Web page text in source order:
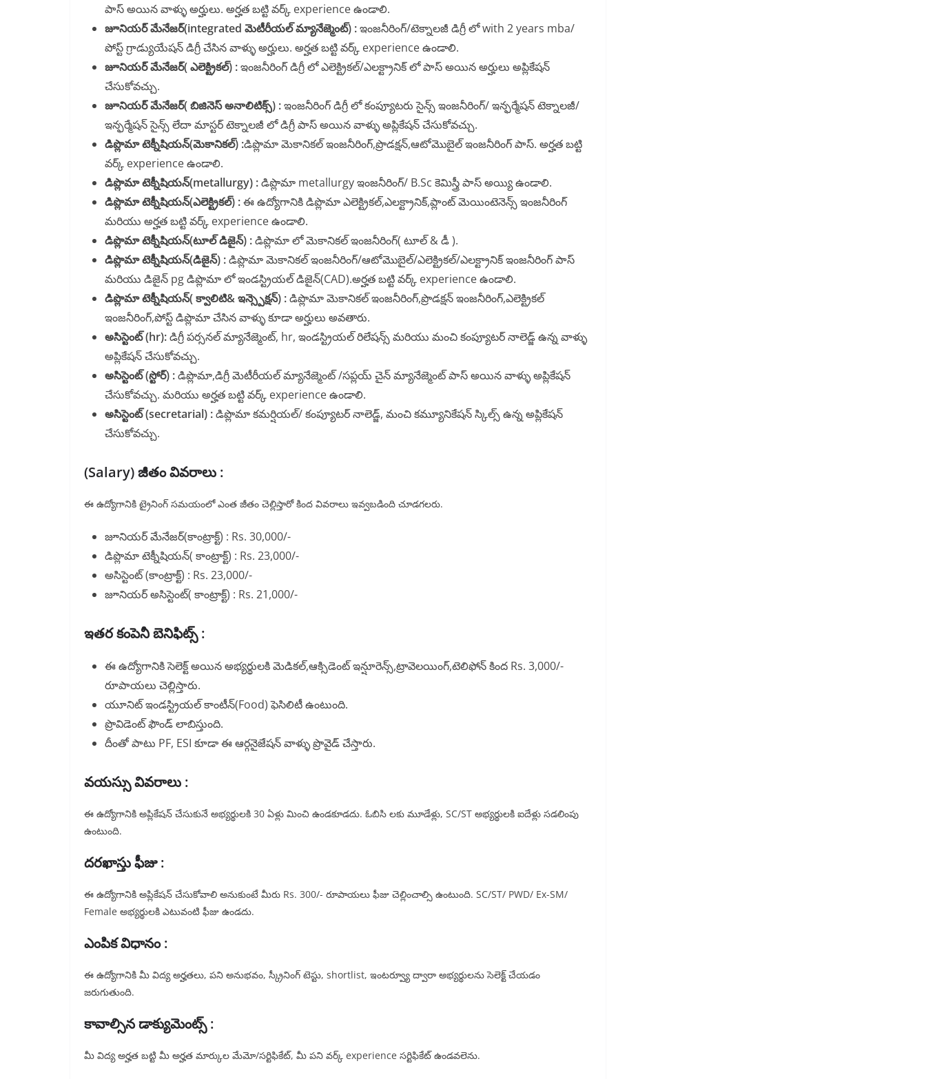
పాస్ అయిన వాళ్ళు అర్హులు. అర్హత బట్టి వర్క్ experience ఉండాలి.
జూనియర్ మేనేజర్(integrated మెటీరీయల్ మ్యానేజ్మెంట్) :ఇంజనీరింగ్/టెక్నాలజీ డిగ్రీ లో with 2 years mba/
పోస్ట్ గ్రాడ్యుయేషన్ డిగ్రీ చేసిన వాళ్ళు అర్హులు. అర్హత బట్టి వర్క్ experience ఉండాలి.
జూనియర్ మేనేజర్( ఎలెక్ట్రికల్) :ఇంజనీరింగ్ డిగ్రీ లో ఎలెక్ట్రికల్/ఎలక్ట్రానిక్ లో పాస్ అయిన అర్హులు అప్లికేషన్
చేసుకోవచ్చు.
జూనియర్ మేనేజర్( బిజినెస్ అనాలిటిక్స్) :ఇంజనీరింగ్ డిగ్రీ లో కంప్యూటరు సైన్స్ ఇంజనీరింగ్/ ఇన్ఫర్మేషన్ టెక్నాలజీ/
ఇన్ఫర్మేషన్ సైన్స్ లేదా మాస్టర్ టెక్నాలజీ లో డిగ్రీ పాస్ అయిన వాళ్ళు అప్లికేషన్ చేసుకోవచ్చు.
డిప్లొమా టెక్నీషియన్(మెకానికల్) :డిప్లొమా మెకానికల్ ఇంజనీరింగ్,ప్రొడక్షన్,ఆటోమొబైల్ ఇంజనీరింగ్ పాస్. అర్హత బట్టి
వర్క్ experience ఉండాలి.
డిప్లొమా టెక్నీషియన్(metallurgy) :డిప్లొమా metallurgy ఇంజనీరింగ్/ B.Sc కెమిస్త్రీ పాస్ అయ్యి ఉండాలి.
డిప్లొమా టెక్నీషియన్(ఎలెక్ట్రికల్) :ఈ ఉద్యోగానికి డిప్లొమా ఎలెక్ట్రికల్,ఎలక్ట్రానిక్,ప్లాంట్ మెయింటెనెన్స్ ఇంజనీరింగ్
మరియు అర్హత బట్టి వర్క్ experience ఉండాలి.
డిప్లొమా టెక్నీషియన్(టూల్ డిజైన్) :డిప్లొమా లో మెకానికల్ ఇంజనీరింగ్( టూల్ & డీ ).
డిప్లొమా టెక్నీషియన్(డిజైన్) :డిప్లొమా మెకానికల్ ఇంజనీరింగ్/ఆటోమొబైల్/ఎలెక్ట్రికల్/ఎలక్ట్రానిక్ ఇంజనీరింగ్ పాస్
మరియు డిజైన్ pg డిప్లొమా లో ఇండస్ట్రియల్ డిజైన్(CAD).అర్హత బట్టి వర్క్ experience ఉండాలి.
డిప్లొమా టెక్నీషియన్( క్వాలిటి& ఇన్స్పెక్షన్) :డిప్లొమా మెకానికల్ ఇంజనీరింగ్,ప్రొడక్షన్ ఇంజనీరింగ్,ఎలెక్ట్రికల్
ఇంజనీరింగ్,పోస్ట్ డిప్లొమా చేసిన వాళ్ళు కూడా అర్హులు అవతారు.
అసిస్టెంట్ (hr):డిగ్రీ పర్సనల్ మ్యానేజ్మెంట్, hr, ఇండస్ట్రియల్ రిలేషన్స్ మరియు మంచి కంప్యూటర్ నాలెడ్జ్ ఉన్న వాళ్ళు
అప్లికేషన్ చేసుకోవచ్చు.
అసిస్టెంట్ (స్టోర్) :డిప్లొమా,డిగ్రీ మెటీరీయల్ మ్యానేజ్మెంట్ /సప్లయ్ చైన్ మ్యానేజ్మెంట్ పాస్ అయిన వాళ్ళు అప్లికేషన్
చేసుకోవచ్చు. మరియు అర్హత బట్టి వర్క్ experience ఉండాలి.
అసిస్టెంట్ (secretarial) :డిప్లొమా కమర్షియల్/ కంప్యూటర్ నాలెడ్జ్, మంచి కమ్యూనికేషన్ స్కిల్స్ ఉన్న అప్లికేషన్
చేసుకోవచ్చు.
(Salary) జీతం వివరాలు :
ఈ ఉద్యోగానికి ట్రైనింగ్ సమయంలో ఎంత జీతం చెల్లిస్తారో కింద వివరాలు ఇవ్వబడింది చూడగలరు.
జూనియర్ మేనేజర్(కాంట్రాక్ట్) : Rs. 30,000/-
డిప్లొమా టెక్నీషియన్( కాంట్రాక్ట్) : Rs. 23,000/-
అసిస్టెంట్ (కాంట్రాక్ట్) : Rs. 23,000/-
జూనియర్ అసిస్టెంట్( కాంట్రాక్ట్) : Rs. 21,000/-
ఇతర కంపెనీ బెనిఫిట్స్ :
ఈ ఉద్యోగానికి సెలెక్ట్ అయిన అభ్యర్థులకి మెడికల్,ఆక్సిడెంట్ ఇన్షూరెన్స్,ట్రావెలయింగ్,టెలిఫోన్ కింద Rs. 3,000/-
రూపాయలు చెల్లిస్తారు.
యూనిట్ ఇండస్ట్రియల్ కాంటీన్(Food) ఫెసిలిటీ ఉంటుంది.
ప్రొవిడెంట్ ఫౌండ్ లాబిస్తుంది.
దీంతో పాటు PF, ESI కూడా ఈ ఆర్గనైజేషన్ వాళ్ళు ప్రొవైడ్ చేస్తారు.
వయస్సు వివరాలు :
ఈ ఉద్యోగానికి అప్లికేషన్ చేసుకునే అభ్యర్థులకి 30 ఏళ్లు మించి ఉండకూడదు. ఓబిసి లకు మూడేళ్లు, SC/ST అభ్యర్థులకి ఐదేళ్లు సడలింపు
ఉంటుంది.
దరఖాస్తు ఫీజు :
ఈ ఉద్యోగానికి అప్లికేషన్ చేసుకోవాలి అనుకుంటే మీరు Rs. 300/- రూపాయలు ఫీజు చెల్లించాల్సి ఉంటుంది. SC/ST/ PWD/ Ex-SM/
Female అభ్యర్థులకి ఎటువంటి ఫీజు ఉండదు.
ఎంపిక విధానం :
ఈ ఉద్యోగానికి మీ విద్య అర్హతలు, పని అనుభవం, స్క్రీనింగ్ టెస్టు, shortlist, ఇంటర్వ్యూ ద్వారా అభ్యర్థులను సెలెక్ట్ చేయడం
జరుగుతుంది.
కావాల్సిన డాక్యుమెంట్స్ :
మీ విద్య అర్హత బట్టి మీ అర్హత మార్కుల మేమో/సర్టిఫికేట్, మీ పని వర్క్ experience సర్టిఫికేట్ ఉండవలెను.